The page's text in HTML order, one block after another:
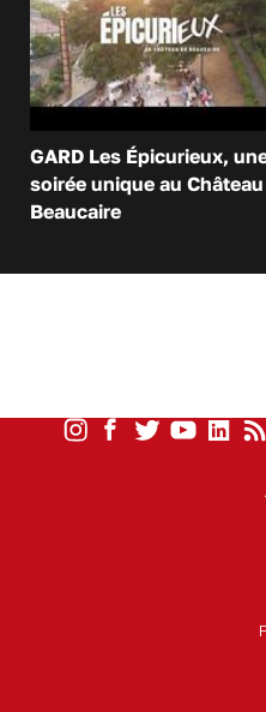
GARD Les Épicurieux,
soirée unique au
Beaucaire